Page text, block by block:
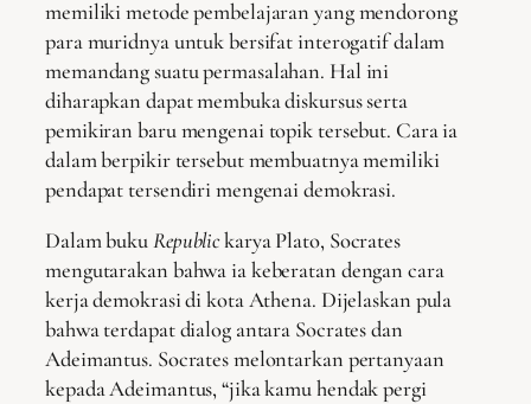
memiliki metode pembelajaran yang mendorong
para muridnya untuk bersifat interogatif dalam
memandang suatu permasalahan. Hal ini
diharapkan dapat membuka diskursus serta
pemikiran baru mengenai topik tersebut. Cara ia
dalam berpikir tersebut membuatnya memiliki
pendapat tersendiri mengenai demokrasi.
Dalam bukuRepublickarya Plato, Socrates
mengutarakan bahwa ia keberatan dengan cara
kerja demokrasi di kota Athena. Dijelaskan pula
bahwa terdapat dialog antara Socrates dan
Adeimantus. Socrates melontarkan pertanyaan
kepada Adeimantus, “jika kamu hendak pergi